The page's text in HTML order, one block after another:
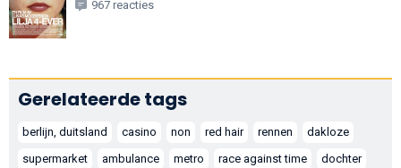
967 reacties
Gerelateerde tags
berlijn, duitsland casino non red hair rennen
dakloze
supermarket
ambulance metro race against time
dochter